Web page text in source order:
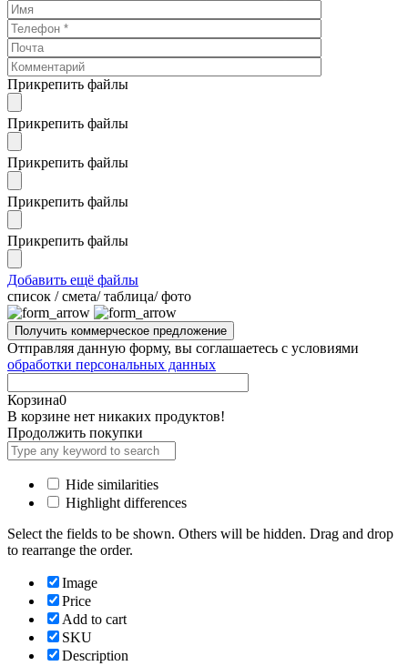
Прикрепить файлы
Прикрепить файлы
Прикрепить файлы
Прикрепить файлы
Прикрепить файлы
Добавить ещё файлы
cписок / смета/ таблица/ фото
Отправляя данную форму, вы соглашаетесь с условиями
обработки персональных данных
Корзина0
В корзине нет никаких продуктов!
Продолжить покупки
Hide similarities
Highlight differences
Select the fields to be shown. Others will be hidden. Drag and drop
to rearrange the order.
Image
Price
Add to cart
SKU
Description